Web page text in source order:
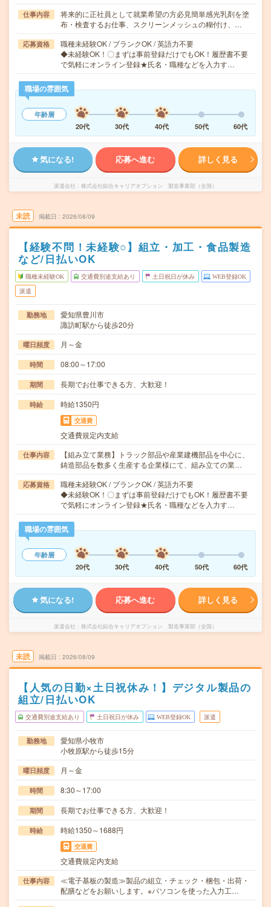
仕事内容
将来的に正社員として就業希望の方必見簡単感光乳剤を塗
布・検査するお仕事、スクリーンメッシュの糊付け、…
応募資格
職種未経験OK / ブランクOK / 英語力不要
◆未経験OK！〇まずは事前登録だけでもOK！履歴書不要
で気軽にオンライン登録★氏名・職種などを入力す…
職場の雰囲気
年齢層
20代
30代 40代 50代 60代
気になる! 応募へ進む 詳しく見る
派遣会社 株式会社綜合キャリアオプション 製造事業部（全国）
未読 掲載日 2026/08/09
【経験不問！未経験○】組立・加工・食品製造
など/日払いOK
職種未経験OK 交通費別途支給あり 土日祝日が休み WEB登録OK
派遣
勤務地
愛知県豊川市
諏訪町駅から徒歩20分
曜日頻度 月～金
時間 08:00～17:00
期間 長期でお仕事できる方、大歓迎！
時給 時給1350円
交通費
交通費規定内支給
仕事内容
【組み立て業務】トラック部品や産業建機部品を中心に、
鋳造部品を数多く生産する企業様にて、組み立ての業…
応募資格
職種未経験OK / ブランクOK / 英語力不要
◆未経験OK！〇まずは事前登録だけでもOK！履歴書不要
で気軽にオンライン登録★氏名・職種などを入力す…
職場の雰囲気
年齢層
20代
30代 40代 50代 60代
気になる! 応募へ進む 詳しく見る
派遣会社 株式会社綜合キャリアオプション 製造事業部（全国）
未読 掲載日 2026/08/09
【人気の日勤×土日祝休み！】デジタル製品の
組立/日払いOK
交通費別途支給あり 土日祝日が休み WEB登録OK 派遣
勤務地
愛知県小牧市
小牧原駅から徒歩15分
曜日頻度 月～金
時間 8:30～17:00
期間 長期でお仕事できる方、大歓迎！
時給 時給1350～1688円
交通費
交通費規定内支給
仕事内容
≪電子基板の製造≫製品の組立・チェック・梱包・出荷・
配膳などをお願いします。※パソコンを使った入力工…